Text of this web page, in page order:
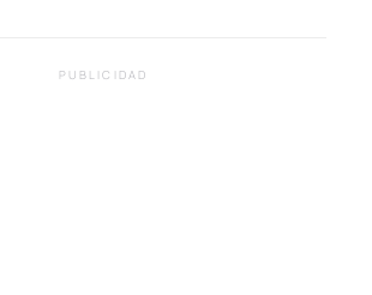
PUBLICIDAD